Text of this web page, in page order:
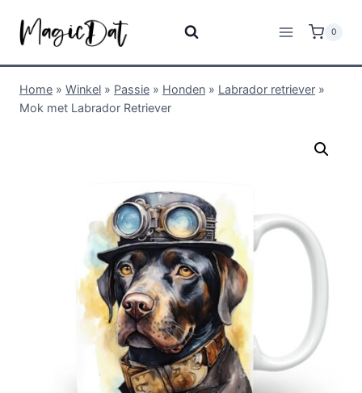
0
Home » Winkel » Passie » Honden » Labrador retriever »
Mok met Labrador Retriever